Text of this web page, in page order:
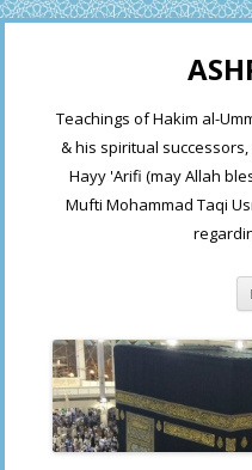
Teachings of Hakim al-
& his spiritual
Hayy 'Arifi (may Allah
Mufti Mohammad Taqi